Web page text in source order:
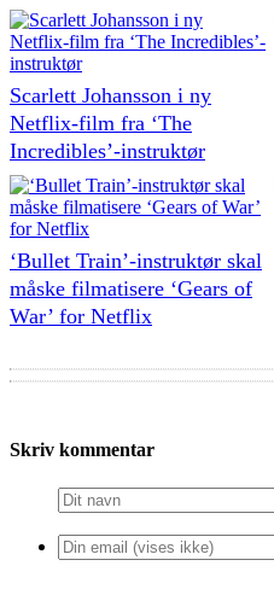
Scarlett Johansson i ny
Netflix-film fra ‘The
Incredibles’-instruktør
‘Bullet Train’-instruktør skal
måske filmatisere ‘Gears of
War’ for Netflix
Skriv kommentar